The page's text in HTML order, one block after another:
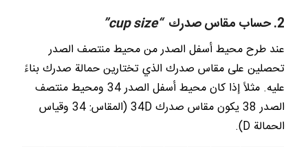
2. حساب مقاس صدرك “cup size”
عند طرح محيط أسفل الصدر من محيط منتصف الصدر
تحصلين على مقاس صدرك الذي تختارين حمالة صدرك بناءً
عليه. مثلاً إذا كان محيط أسفل الصدر 34 ومحيط منتصف
الصدر 38 يكون مقاس صدرك 34D (المقاس: 34 وقياس
الحمالة D).